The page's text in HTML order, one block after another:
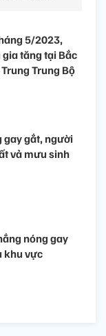
5/2023,
tăng tại Bắc
Trung Bộ
gay gắt, người
vả mưu sinh
nóng gay
khu vực